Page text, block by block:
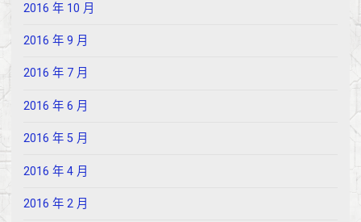
2016 年 10 月
2016 年 9 月
2016 年 7 月
2016 年 6 月
2016 年 5 月
2016 年 4 月
2016 年 2 月